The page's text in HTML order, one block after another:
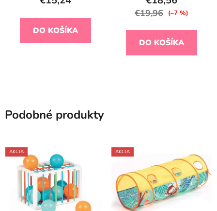
DO KOŠÍKA
€19,96 (–7 %)
DO KOŠÍKA
Podobné produkty
AKCIA AKCIA